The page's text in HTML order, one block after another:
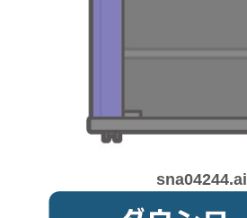
sna04244.ai